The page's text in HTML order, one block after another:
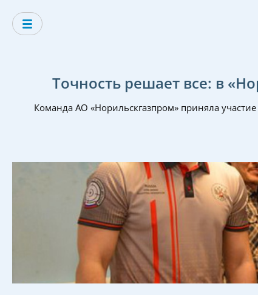
Точность решает все: в
Команда АО «Норильскгазпром» приняла